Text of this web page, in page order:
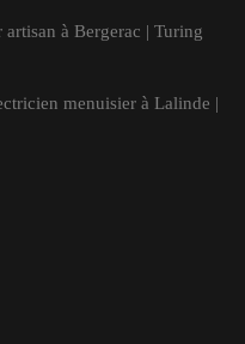
à Bergerac | Turing
menuisier à Lalinde |